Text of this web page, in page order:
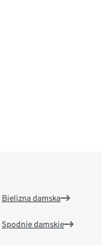
Bielizna damska
Spodnie damskie